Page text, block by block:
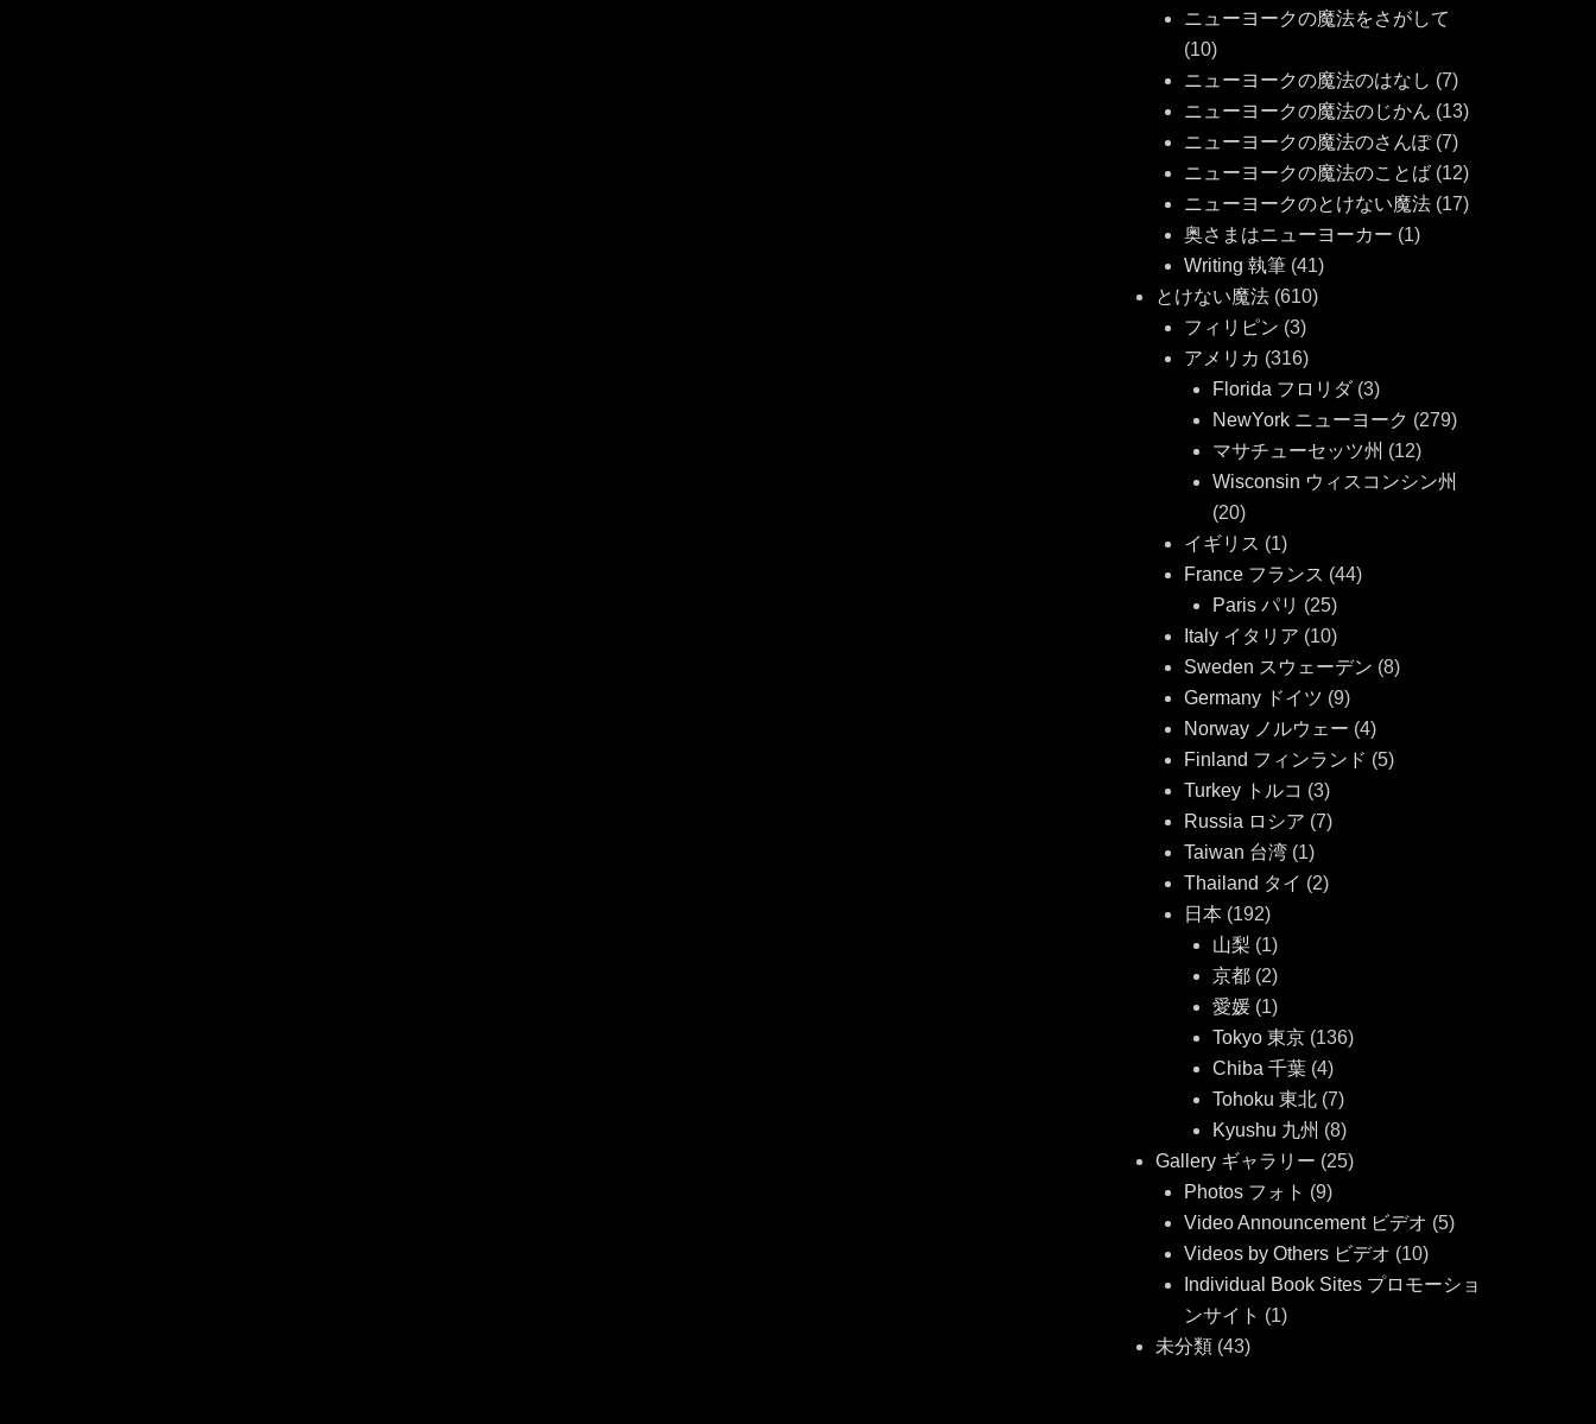
ニューヨークの魔法をさがして
(10)
ニューヨークの魔法のはなし (7)
ニューヨークの魔法のじかん (13)
ニューヨークの魔法のさんぽ(7)
ニューヨークの魔法のことば (12)
ニューヨークのとけない魔法 (17)
奥さまはニューヨーカー (1)
Writing 執筆 (41)
とけない魔法 (610)
フィリピン (3)
アメリカ (316)
Florida フロリダ(3)
NewYork ニューヨーク (279)
マサチューセッツ州 (12)
Wisconsin ウィスコンシン州
(20)
イギリス (1)
France フランス (44)
Paris パリ (25)
Italy イタリア (10)
Sweden スウェーデン (8)
Germany ドイツ (9)
Norway ノルウェー (4)
Finland フィンランド (5)
Turkey トルコ (3)
Russia ロシア (7)
Taiwan 台湾 (1)
Thailand タイ (2)
日本 (192)
山梨 (1)
京都 (2)
愛媛 (1)
Tokyo 東京 (136)
Chiba 千葉 (4)
Tohoku 東北 (7)
Kyushu 九州 (8)
Gallery ギャラリー (25)
Photos フォト (9)
Video Announcement ビデオ (5)
Videos by Others ビデオ (10)
Individual Book Sites プロモーショ
ンサイト (1)
未分類 (43)